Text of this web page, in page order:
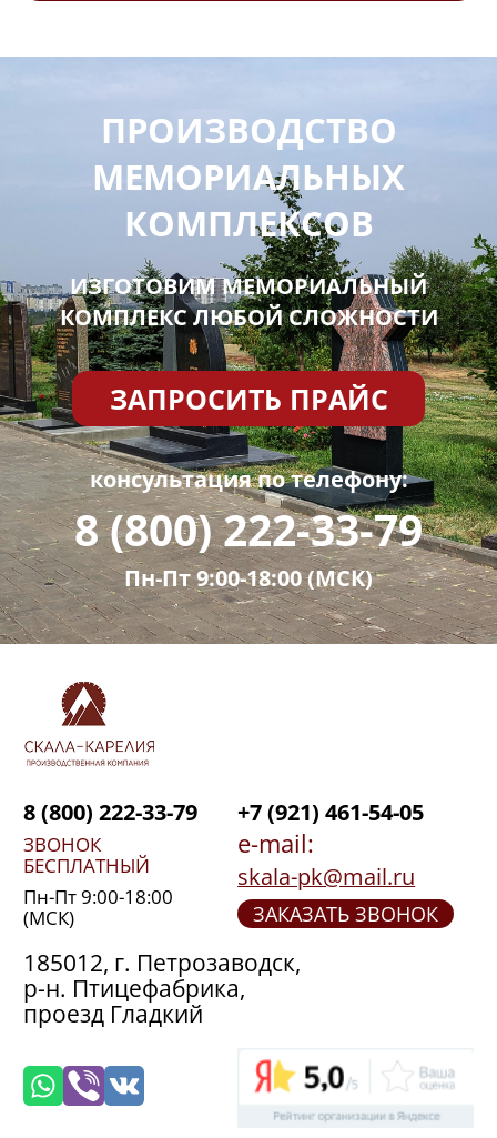
ПРОИЗВОДСТВО
МЕМОРИАЛЬНЫХ
КОМПЛЕКСОВ
ИЗГОТОВИМ МЕМОРИАЛЬНЫЙ
КОМПЛЕКС ЛЮБОЙ СЛОЖНОСТИ
ЗАПРОСИТЬ ПРАЙС
консультация по телефону:
8 (800) 222-33-79
Пн-Пт 9:00-18:00 (МСК)
8 (800) 222-33-79
ЗВОНОК
БЕСПЛАТНЫЙ
Пн-Пт 9:00-18:00
(МСК)
+7 (921) 461-54-05
e-mail:
skala-pk@mail.ru
ЗАКАЗАТЬ ЗВОНОК
185012, г. Петрозаводск,
р-н. Птицефабрика,
проезд Гладкий